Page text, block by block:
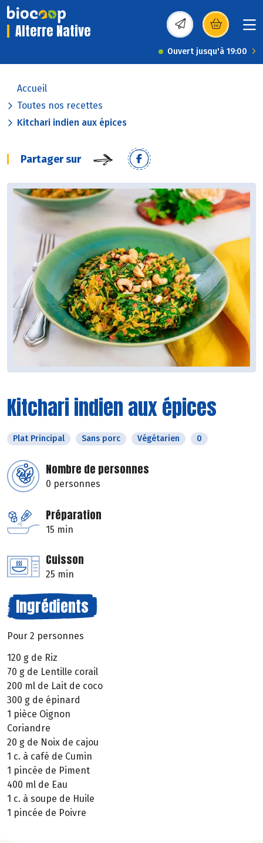
Alterre Native (s’ouvre dans une
Ouvert jusqu'à 19:00
Accueil
Toutes nos recettes
Kitchari indien aux épices
Partager sur
Kitchari indien aux épices
Plat Principal Sans porc Végétarien 0
Nombre de personnes
0 personnes
Préparation
15 min
Cuisson
25 min
Ingrédients
Pour 2 personnes
120 g de Riz
70 g de Lentille corail
200 ml de Lait de coco
300 g de épinard
1 pièce Oignon
Coriandre
20 g de Noix de cajou
1 c. à café de Cumin
1 pincée de Piment
400 ml de Eau
1 c. à soupe de Huile
1 pincée de Poivre